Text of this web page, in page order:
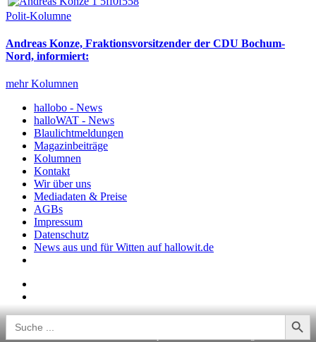
Polit-Kolumne
Andreas Konze, Fraktionsvorsitzender der CDU Bochum-
Nord, informiert:
mehr Kolumnen
hallobo - News
halloWAT - News
Blaulichtmeldungen
Magazinbeiträge
Kolumnen
Kontakt
Wir über uns
Mediadaten & Preise
AGBs
Impressum
Datenschutz
News aus und für Witten auf hallowit.de
Search
for:
Search Button